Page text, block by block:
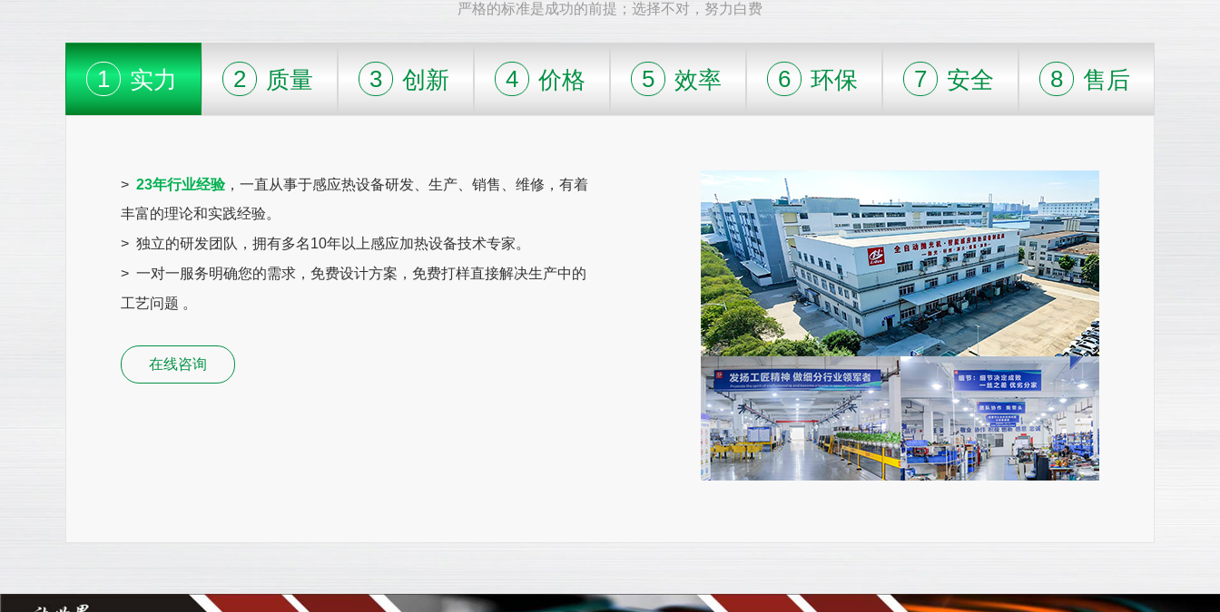
严格的标准是成功的前提；选择不对，努力白费
1 实力 2 质量 3 创新 4 价格 5 效率 6 环保 7 安全 8 售后
> 23年行业经验，一直从事于感应热设备研发、生产、销售、维修，有着
丰富的理论和实践经验。
> 独立的研发团队，拥有多名10年以上感应加热设备技术专家。
> 一对一服务明确您的需求，免费设计方案，免费打样直接解决生产中的
工艺问题 。
在线咨询